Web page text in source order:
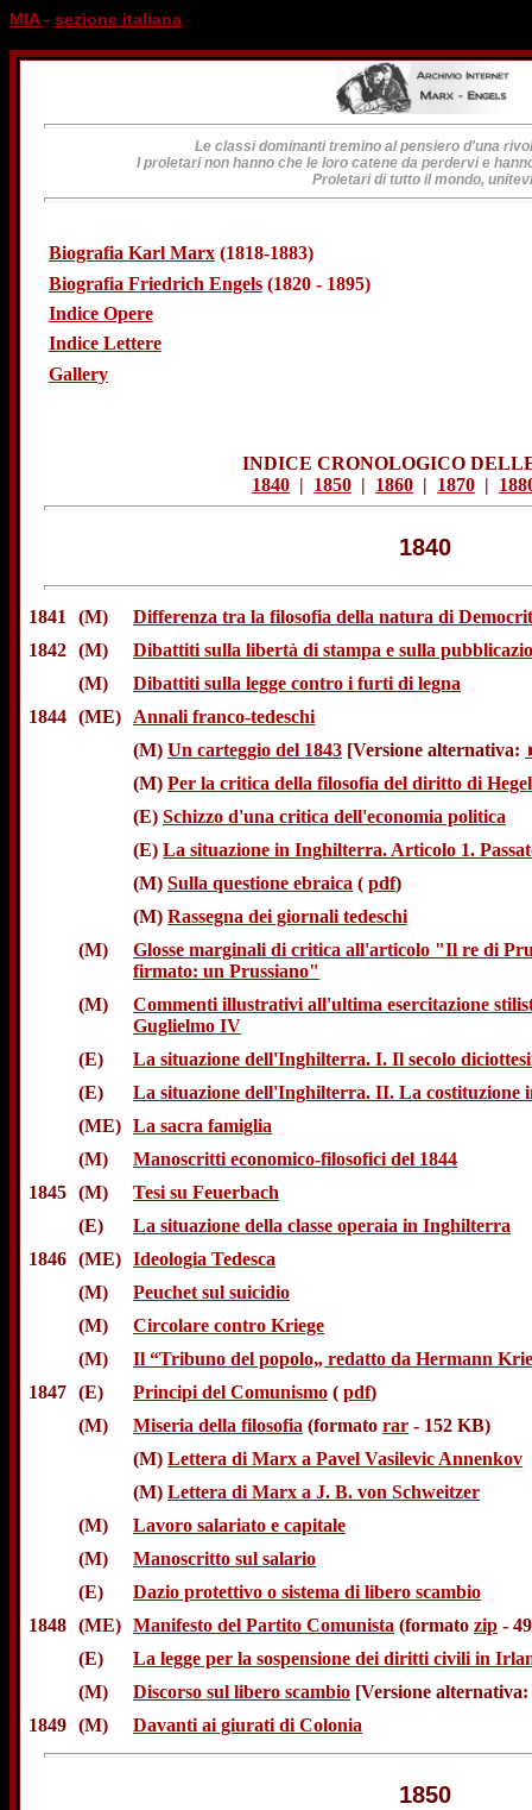
MIA- sezione italiana
Le classi dominanti tremino al pensiero d'una
I proletari non hanno che le loro catene da perdervi e
Proletari di tutto il mondo,
Biografia Karl Marx (1818-1883)
Biografia Friedrich Engels (1820 - 1895)
Indice Opere
Indice Lettere
Gallery
INDICE CRONOLOGICO
1840 | 1850 | 1860 | 1870 |
1840
1841 (M)
Differenza tra la filosofia della natura di
1842 (M)
Dibattiti sulla libertà di stampa e sulla
(M)
Dibattiti sulla legge contro i furti di legna
1844 (ME)
Annali franco-tedeschi
(M) Un carteggio del 1843 [Versione alternativa:
(M) Per la critica della filosofia del diritto di
(E) Schizzo d'una critica dell'economia politica
(E) La situazione in Inghilterra. Articolo 1.
(M) Sulla questione ebraica ( pdf)
(M) Rassegna dei giornali tedeschi
(M)
Glosse marginali di critica all'articolo "Il re di
firmato: un Prussiano"
(M)
Commenti illustrativi all'ultima esercitazione
Guglielmo IV
(E)
La situazione dell'Inghilterra. I. Il secolo
(E)
La situazione dell'Inghilterra. II. La costituzione
(ME) La sacra famiglia
(M)
Manoscritti economico-filosofici del 1844
1845 (M)
Tesi su Feuerbach
(E)
La situazione della classe operaia in Inghilterra
1846 (ME) Ideologia Tedesca
(M)
Peuchet sul suicidio
(M)
Circolare contro Kriege
(M)
Il “Tribuno del popolo„ redatto da Hermann
1847 (E) Principi del Comunismo ( pdf)
(M)
Miseria della filosofia (formato rar - 152 KB)
(M) Lettera di Marx a Pavel Vasilevic Annenkov
(M) Lettera di Marx a J. B. von Schweitzer
(M)
Lavoro salariato e capitale
(M)
Manoscritto sul salario
(E)
Dazio protettivo o sistema di libero scambio
1848 (ME) Manifesto del Partito Comunista (formato zip -
(E)
La legge per la sospensione dei diritti civili in
(M)
Discorso sul libero scambio [Versione alternativa:
1849 (M) Davanti ai giurati di Colonia
1850